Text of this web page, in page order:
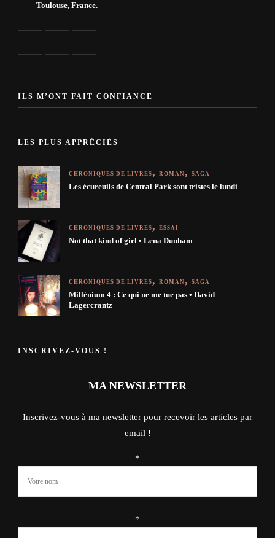
Toulouse, France.
ILS M’ONT FAIT CONFIANCE
LES PLUS APPRÉCIÉS
CHRONIQUES DE LIVRES ROMAN SAGA
Les écureuils de Central Park sont tristes le lundi
CHRONIQUES DE LIVRES ESSAI
Not that kind of girl • Lena Dunham
CHRONIQUES DE LIVRES ROMAN SAGA
Millénium 4 : Ce qui ne me tue pas • David
Lagercrantz
INSCRIVEZ-VOUS !
MA NEWSLETTER
Inscrivez-vous à ma newsletter pour recevoir les articles par
email !
*
*